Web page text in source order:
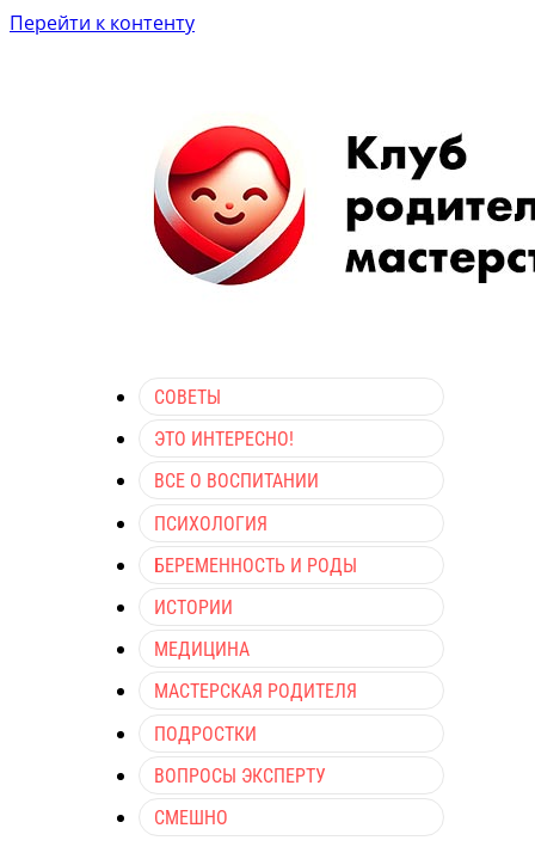
Перейти к контенту
СОВЕТЫ
ЭТО ИНТЕРЕСНО!
ВСЕ О ВОСПИТАНИИ
ПСИХОЛОГИЯ
БЕРЕМЕННОСТЬ И РОДЫ
ИСТОРИИ
МЕДИЦИНА
МАСТЕРСКАЯ РОДИТЕЛЯ
ПОДРОСТКИ
ВОПРОСЫ ЭКСПЕРТУ
СМЕШНО